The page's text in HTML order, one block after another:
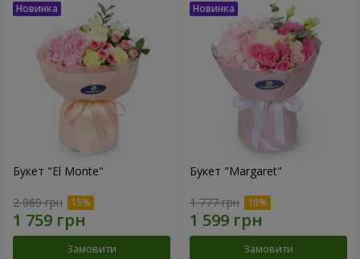
Букет "El Monte"
2 069 грн
Замовити
Букет "Margaret"
1 777 грн
Замовити